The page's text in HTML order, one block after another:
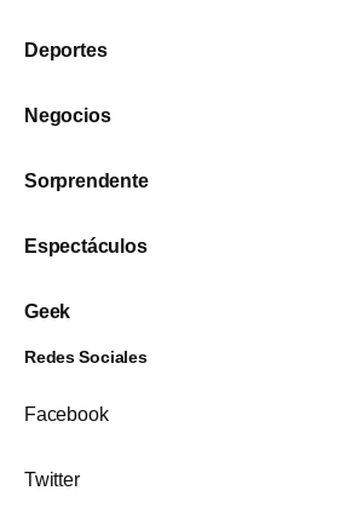
Deportes
Negocios
Sorprendente
Espectáculos
Geek
Redes Sociales
Facebook
Twitter